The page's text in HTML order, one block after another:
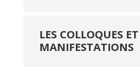
LES COLLOQUES ET
MANIFESTATIONS